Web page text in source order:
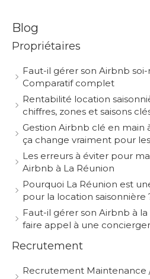
Blog
Propriétaires
Faut-il gérer son Airbnb
Comparatif complet
Rentabilité location
chiffres, zones et saisons
Gestion Airbnb clé en main
ça change vraiment pour
Les erreurs à éviter pour
Airbnb à La Réunion
Pourquoi La Réunion est
pour la location saisonnière
Faut-il gérer son Airbnb à
faire appel à une
Recrutement
Recrutement Maintenance